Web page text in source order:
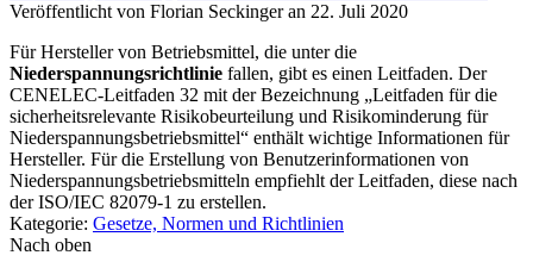
Veröffentlicht von Florian Seckingeran 22. Juli 2020
Für Hersteller von Betriebsmittel, die unter die
Niederspannungsrichtlinie fallen, gibt es einen Leitfaden. Der
CENELEC-Leitfaden 32 mit der Bezeichnung „Leitfaden für die
sicherheitsrelevante Risikobeurteilung und Risikominderung für
Niederspannungsbetriebsmittel“ enthält wichtige Informationen für
Hersteller. Für die Erstellung von Benutzerinformationen von
Niederspannungsbetriebsmitteln empfiehlt der Leitfaden, diese nach
der ISO/IEC 82079-1 zu erstellen.
Kategorie: Gesetze, Normen und Richtlinien
Nach oben